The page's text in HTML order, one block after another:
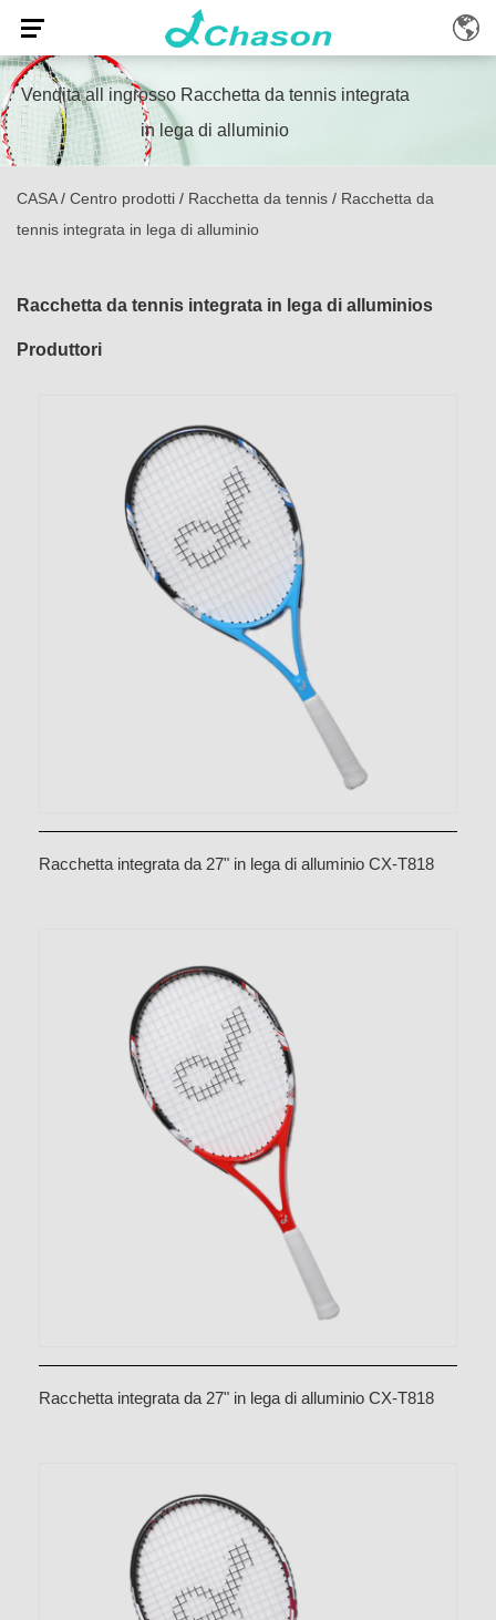
Vendita all ingrosso Racchetta da tennis integrata
in lega di alluminio
CASA/ Centro prodotti / Racchetta da tennis / Racchetta da
tennis integrata in lega di alluminio
Racchetta da tennis integrata in lega di alluminios
Produttori
Racchetta integrata da 27" in lega di alluminio CX-T818
Racchetta integrata da 27" in lega di alluminio CX-T818